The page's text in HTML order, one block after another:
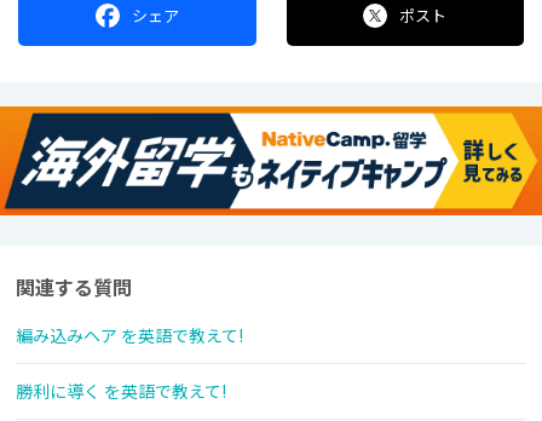
シェア ポスト
関連する質問
編み込みヘア を英語で教えて!
勝利に導く を英語で教えて!